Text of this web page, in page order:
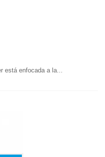
está enfocada a la...